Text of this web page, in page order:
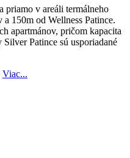
priamo v areáli termálneho
150m od Wellness Patince.
apartmánov, pričom kapacita
Patince sú usporiadané
Viac...